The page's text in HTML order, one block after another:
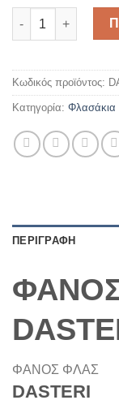
ΦΑΝΟΣ ΦΛΑΣ
Κωδικός προϊόντος:
Κατηγορία: Φλασάκια
ΠΕΡΙΓΡΑΦΗ
ΦΑΝΟΣ ΦΛΑΣ
DASTERI